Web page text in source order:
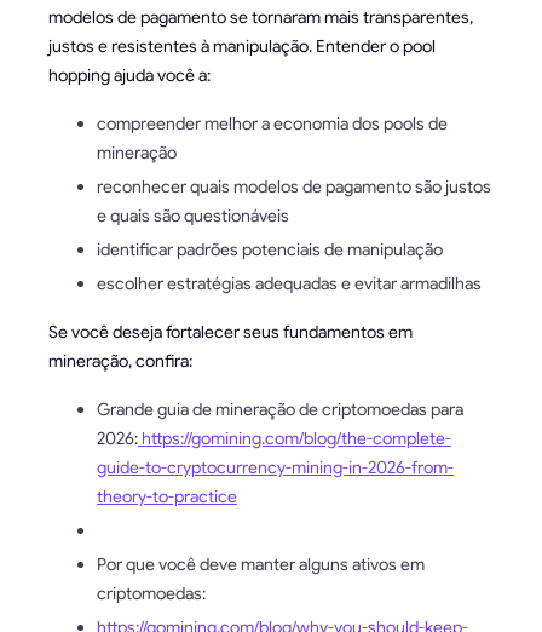
modelos de pagamento se tornaram mais transparentes,
justos e resistentes à manipulação. Entender o pool
hopping ajuda você a:
compreender melhor a economia dos pools de
mineração
reconhecer quais modelos de pagamento são justos
e quais são questionáveis
identificar padrões potenciais de manipulação
escolher estratégias adequadas e evitar armadilhas
Se você deseja fortalecer seus fundamentos em
mineração, confira:
Grande guia de mineração de criptomoedas para
2026:https://gomining.com/blog/the-complete-
guide-to-cryptocurrency-mining-in-2026-from-
theory-to-practice
Por que você deve manter alguns ativos em
criptomoedas:
https://gomining.com/blog/why-you-should-keep-